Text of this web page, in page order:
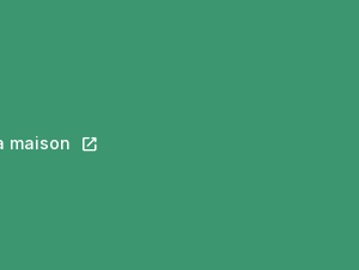
s'ouvrira dans un nouvel onglet.
dans un nouvel onglet.
maison Ce lien s'ouvrira dans un nouvel
dans un nouvel onglet.
dans un nouvel onglet.